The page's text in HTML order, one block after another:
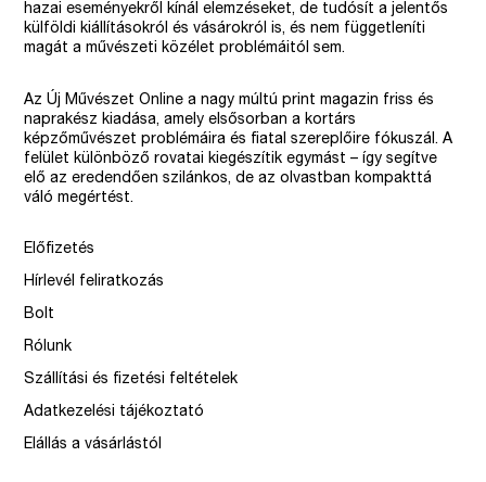
hazai eseményekről kínál elemzéseket, de tudósít a jelentős
külföldi kiállításokról és vásárokról is, és nem függetleníti
magát a művészeti közélet problémáitól sem.
Az Új Művészet Online a nagy múltú print magazin friss és
naprakész kiadása, amely elsősorban a kortárs
képzőművészet problémáira és fiatal szereplőire fókuszál. A
felület különböző rovatai kiegészítik egymást – így segítve
elő az eredendően szilánkos, de az olvastban kompakttá
váló megértést.
Előfizetés
Hírlevél feliratkozás
Bolt
Rólunk
Szállítási és fizetési feltételek
Adatkezelési tájékoztató
Elállás a vásárlástól